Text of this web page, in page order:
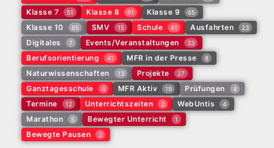
Klasse 7 51 Klasse 8 61 Klasse 9 65
Klasse 10 65 SMV 15 Schule 41 Ausfahrten 23
Digitales 7 Events/Veranstaltungen 33
Berufsorientierung 41 MFR in der Presse 8
Naturwissenschaften 13 Projekte 27
Ganztagesschule 4 MFR Aktiv 19 Prüfungen 4
Termine 12 Unterrichtszeiten 3 WebUntis 4
Marathon 5 Bewegter Unterricht 1
Bewegte Pausen 2